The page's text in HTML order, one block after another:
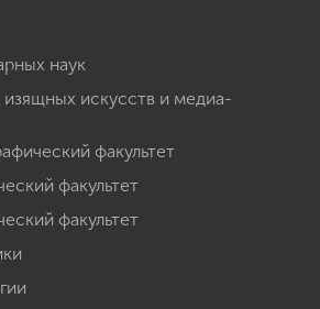
наук
изящных искусств и медиа-
факультет
факультет
факультет